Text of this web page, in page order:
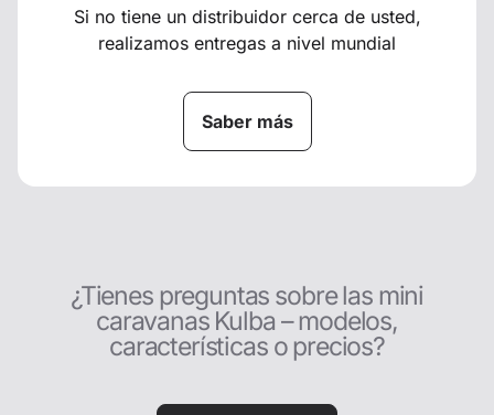
Si no tiene un distribuidor cerca de usted,
realizamos entregas a nivel mundial
Saber más
¿Tienes preguntas sobre las mini
caravanas Kulba – modelos,
características o precios?